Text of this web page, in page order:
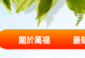
台南玉井芒
關於萬福 最